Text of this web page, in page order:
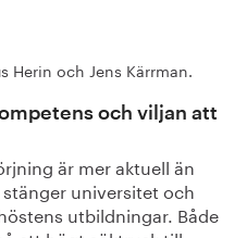
Herin och Jens Kärrman.
och viljan att
är mer aktuell än
universitet och
utbildningar. Både